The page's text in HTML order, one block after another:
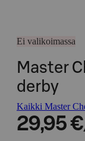
Ei valikoimassa
Master
derby
Kaikki Master
29,95